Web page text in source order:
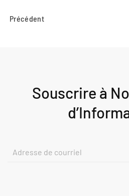
Précédent
Souscrire à